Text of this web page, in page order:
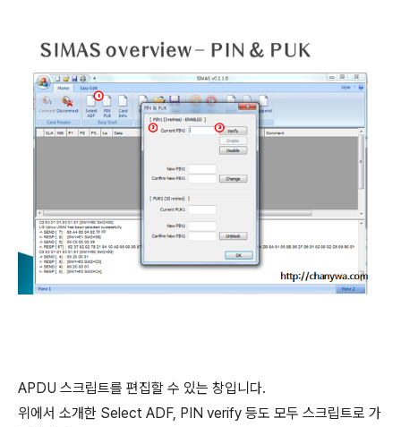
APDU 스크립트를 편집할 수 있는 창입니다.
위에서 소개한 Select ADF, PIN verify 등도 모두 스크립트로 가